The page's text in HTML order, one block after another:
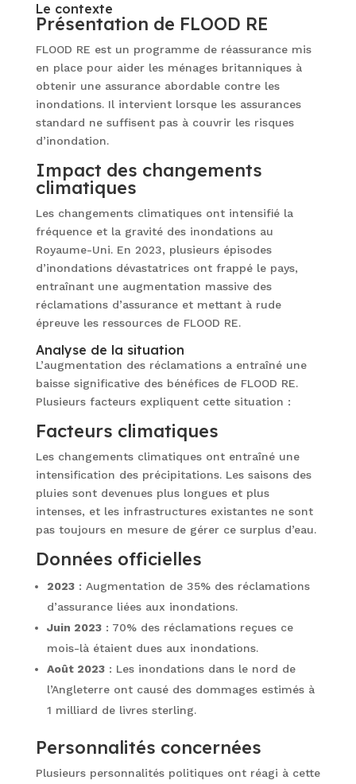
Le contexte
Présentation de FLOOD RE
FLOOD RE est un programme de réassurance mis
en place pour aider les ménages britanniques à
obtenir une assurance abordable contre les
inondations. Il intervient lorsque les assurances
standard ne suffisent pas à couvrir les risques
d’inondation.
Impact des changements
climatiques
Les changements climatiques ont intensifié la
fréquence et la gravité des inondations au
Royaume-Uni. En 2023, plusieurs épisodes
d’inondations dévastatrices ont frappé le pays,
entraînant une augmentation massive des
réclamations d’assurance et mettant à rude
épreuve les ressources de FLOOD RE.
Analyse de la situation
L’augmentation des réclamations a entraîné une
baisse significative des bénéfices de FLOOD RE.
Plusieurs facteurs expliquent cette situation :
Facteurs climatiques
Les changements climatiques ont entraîné une
intensification des précipitations. Les saisons des
pluies sont devenues plus longues et plus
intenses, et les infrastructures existantes ne sont
pas toujours en mesure de gérer ce surplus d’eau.
Données officielles
2023: Augmentation de 35% des réclamations
d’assurance liées aux inondations.
Juin 2023: 70% des réclamations reçues ce
mois-là étaient dues aux inondations.
Août 2023: Les inondations dans le nord de
l’Angleterre ont causé des dommages estimés à
1 milliard de livres sterling.
Personnalités concernées
Plusieurs personnalités politiques ont réagi à cette